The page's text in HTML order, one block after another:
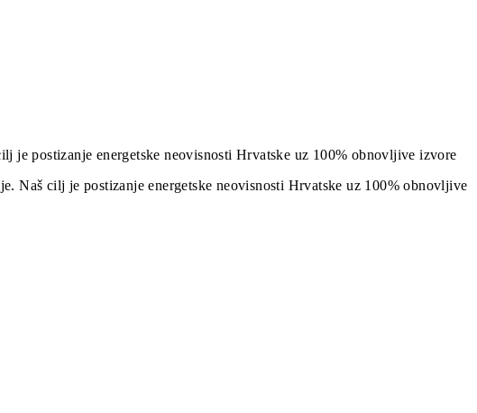
postizanje energetske neovisnosti Hrvatske uz 100% obnovljive izvore
Naš cilj je postizanje energetske neovisnosti Hrvatske uz 100% obnovljive